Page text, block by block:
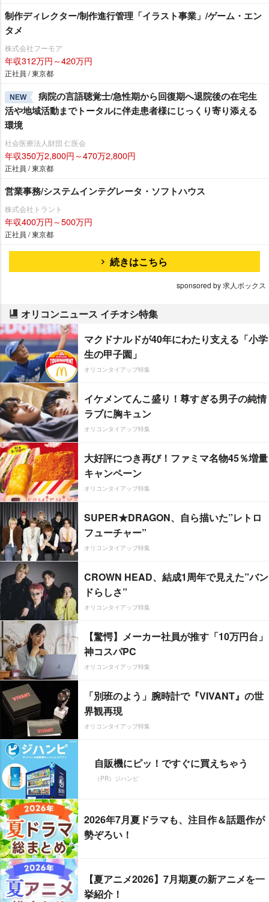
制作ディレクター/制作進行管理「イラスト事業」/ゲーム・エン
タメ
株式会社フーモア
年収312万円～420万円
正社員 / 東京都
NEW
病院の言語聴覚士/急性期から回復期へ退院後の在宅生
活や地域活動までトータルに伴走患者様にじっくり寄り添える
環境
社会医療法人財団 仁医会
年収350万2,800円～470万2,800円
正社員 / 東京都
営業事務/システムインテグレータ・ソフトハウス
株式会社トラント
年収400万円～500万円
正社員 / 東京都
続きはこちら
sponsored by 求人ボックス
オリコンニュース イチオシ特集
マクドナルドが40年にわたり支える「小学
生の甲子園」
オリコンタイアップ特集
イケメンてんこ盛り！尊すぎる男子の純情
ラブに胸キュン
オリコンタイアップ特集
大好評につき再び！ファミマ名物45％増量
キャンペーン
オリコンタイアップ特集
SUPER★DRAGON、自ら描いた”レトロ
フューチャー”
オリコンタイアップ特集
CROWN HEAD、結成1周年で見えた”バン
ドらしさ”
オリコンタイアップ特集
【驚愕】メーカー社員が推す「10万円台」
神コスパPC
オリコンタイアップ特集
「別班のよう」腕時計で『VIVANT』の世
界観再現
オリコンタイアップ特集
自販機にピッ！ですぐに買えちゃう
（PR）ジハンピ
2026年7月夏ドラマも、注目作＆話題作が
勢ぞろい！
【夏アニメ2026】7月期夏の新アニメを一
挙紹介！